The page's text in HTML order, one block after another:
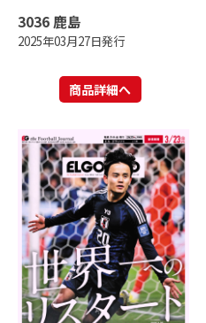
3036 鹿島
2025年03月27日発行
商品詳細へ